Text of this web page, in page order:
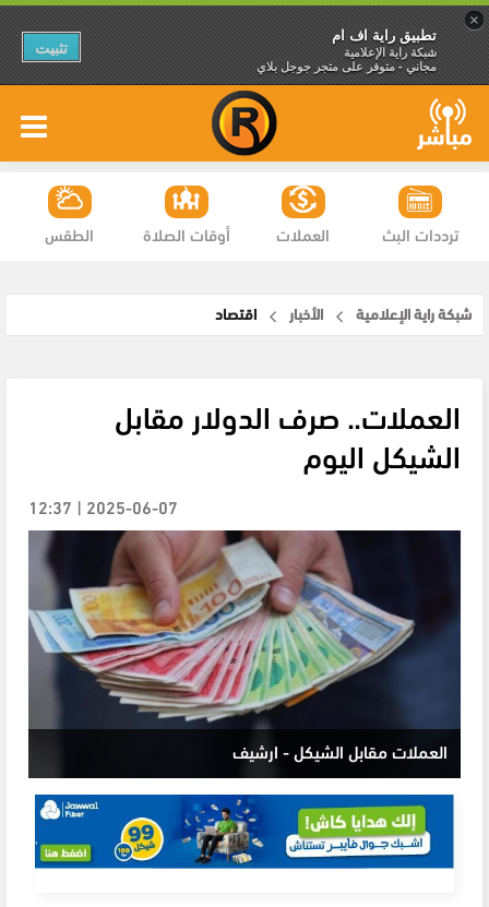
×
تطبيق راية اف ام
شبكة راية الإعلامية
مجاني - متوفر على متجر جوجل بلاي
تثبيت
الطقس أوقات الصلاة العملات ترددات البث
شبكة راية الإعلامية الأخبار اقتصاد
العملات.. صرف الدولار مقابل
الشيكل اليوم
2025-06-07 | 12:37
العملات مقابل الشيكل - ارشيف